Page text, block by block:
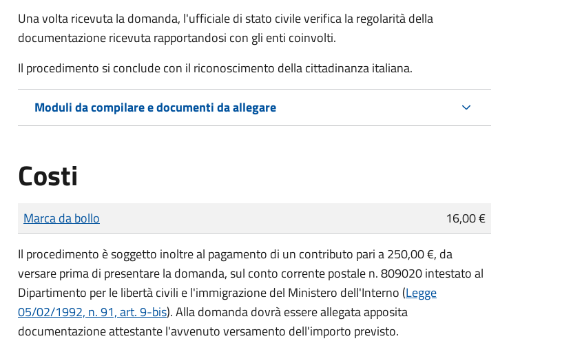
Una volta ricevuta la domanda, l'ufficiale di stato civile verifica la regolarità della
documentazione ricevuta rapportandosi con gli enti coinvolti.
Il procedimento si conclude con il riconoscimento della cittadinanza italiana.
Moduli da compilare e documenti da allegare
Costi
Tipo di pagamento
Importo
Marca da bollo
16,00 €
Il procedimento è soggetto inoltre al pagamento di un contributo pari a250,00 €, da
versare prima di presentare la domanda, sul conto corrente postale n. 809020 intestato al
Dipartimento per le libertà civili e l'immigrazione del Ministero dell'Interno (Legge
05/02/1992, n. 91, art. 9-bis). Alla domanda dovrà essere allegata apposita
documentazione attestante l'avvenuto versamento dell'importo previsto.